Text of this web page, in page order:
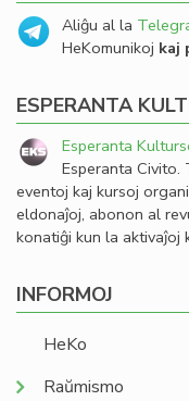
Aliĝu al la
HeKomunikoj kaj
ESPERANTA
Esperanta
Esperanta
eventoj kaj kursoj
eldonaĵoj, abonon al
konatiĝi kun la aktivaĵoj
INFORMOJ
HeKo
Raŭmismo